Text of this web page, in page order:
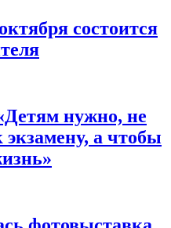
состоится
нужно, не
а чтобы